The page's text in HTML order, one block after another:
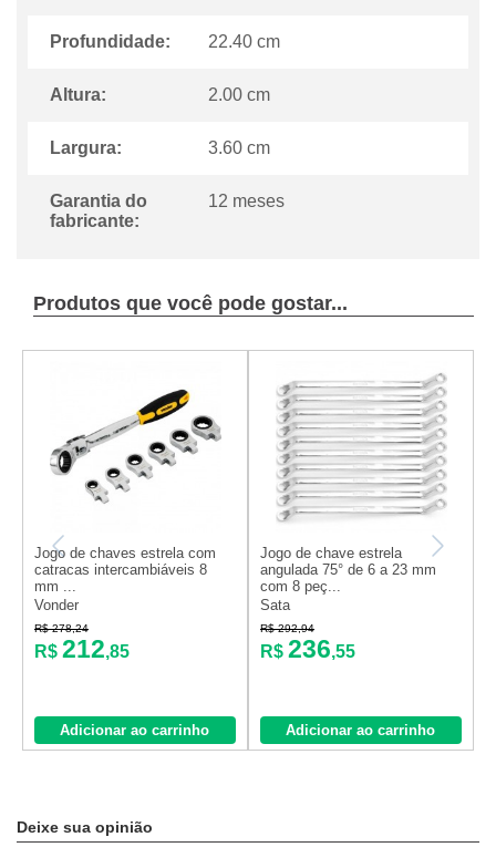
Profundidade: 22.40 cm
Altura: 2.00 cm
Largura: 3.60 cm
Garantia do
fabricante:
12 meses
Produtos que você pode gostar...
Jogo de chaves estrela com
catracas intercambiáveis 8
mm ...
Vonder
R$ 278,24
R$ 212,85
Adicionar ao carrinho
Jogo de chave estrela
angulada 75° de 6 a 23 mm
com 8 peç...
Sata
R$ 292,94
R$ 236,55
Adicionar ao carrinho
Deixe sua opinião